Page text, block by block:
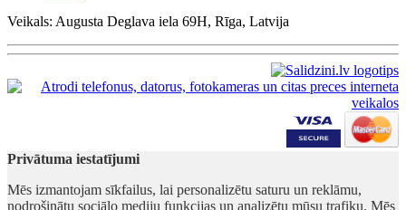
Veikals: Augusta Deglava iela 69H, Rīga, Latvija
Privātuma iestatījumi
Mēs izmantojam sīkfailus, lai personalizētu saturu un reklāmu,
nodrošinātu sociālo mediju funkcijas un analizētu mūsu trafiku. Mēs